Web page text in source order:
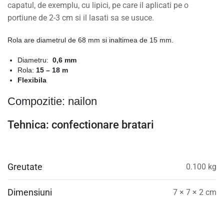
capatul, de exemplu, cu lipici, pe care il aplicati pe o
portiune de 2-3 cm si il lasati sa se usuce.
Rola are diametrul de 68 mm si inaltimea de 15 mm.
Diametru: 0,6 mm
Rola: 15 – 18 m
Flexibila
Compozitie: nailon
Tehnica: confectionare bratari
Greutate 0.100 kg
Dimensiuni 7 × 7 × 2 cm